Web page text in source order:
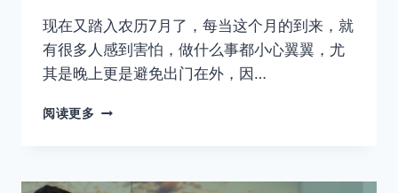
现在又踏入农历7月了，每当这个月的到来，就
有很多人感到害怕，做什么事都小心翼翼，尤
其是晚上更是避免出门在外，因…
阅读更多
真